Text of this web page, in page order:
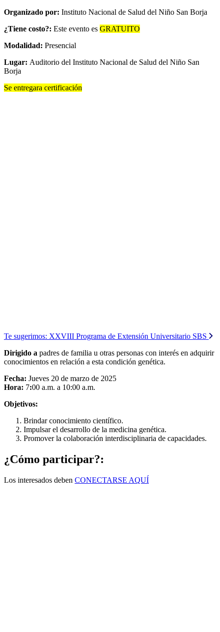
Organizado por: Instituto Nacional de Salud del Niño San Borja
¿Tiene costo?: Este evento es GRATUITO
Modalidad: Presencial
Lugar: Auditorio del Instituto Nacional de Salud del Niño San
Borja
Se entregara certificación
Te sugerimos: XXVIII Programa de Extensión Universitario SBS
Dirigido a padres de familia u otras personas con interés en adquirir
conocimientos en relación a esta condición genética.
Fecha: Jueves 20 de marzo de 2025
Hora: 7:00 a.m. a 10:00 a.m.
Objetivos:
Brindar conocimiento científico.
Impulsar el desarrollo de la medicina genética.
Promover la colaboración interdisciplinaria de capacidades.
¿Cómo participar?:
Los interesados deben CONECTARSE AQUÍ